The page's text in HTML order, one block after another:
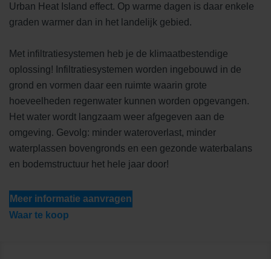
Urban Heat Island effect. Op warme dagen is daar enkele
graden warmer dan in het landelijk gebied.
Met infiltratiesystemen heb je de klimaatbestendige
oplossing! Infiltratiesystemen worden ingebouwd in de
grond en vormen daar een ruimte waarin grote
hoeveelheden regenwater kunnen worden opgevangen.
Het water wordt langzaam weer afgegeven aan de
omgeving. Gevolg: minder wateroverlast, minder
waterplassen bovengronds en een gezonde waterbalans
en bodemstructuur het hele jaar door!
Meer informatie aanvragen
Waar te koop